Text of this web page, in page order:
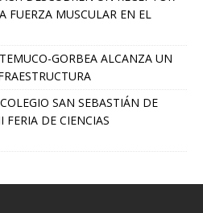
FUERZA MUSCULAR EN EL
GORBEA ALCANZA UN
SAN SEBASTIÁN DE
DE CIENCIAS